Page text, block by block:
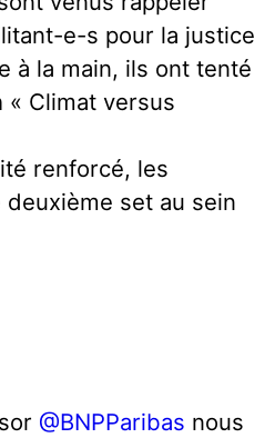
e-s pour la justice
à la main, ils ont tenté
Climat versus
renforcé, les
deuxième set au sein
@BNPParibas nous